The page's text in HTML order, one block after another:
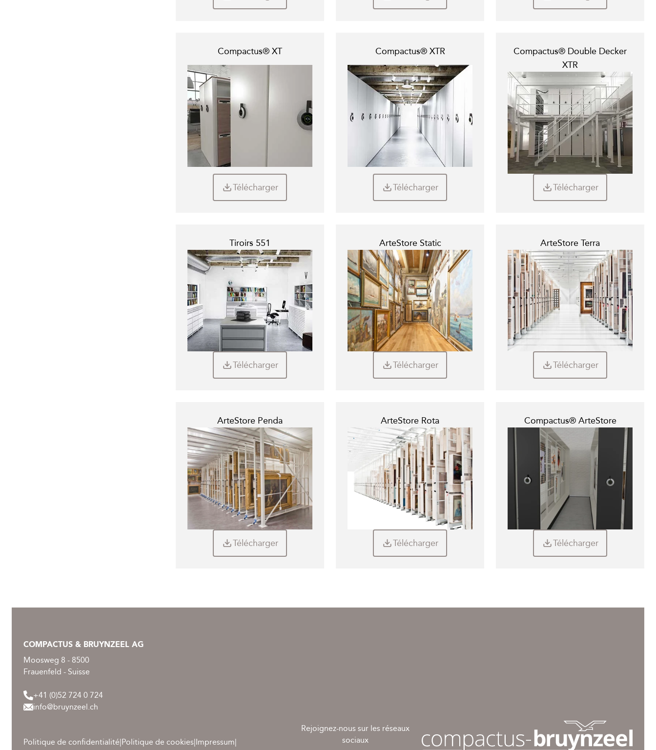
Compactus® XT
Télécharger
Compactus® XTR
Télécharger
Compactus® Double Decker
XTR
Télécharger
Tiroirs 551
Télécharger
ArteStore Static
Télécharger
ArteStore Terra
Télécharger
ArteStore Penda
Télécharger
ArteStore Rota
Télécharger
Compactus® ArteStore
Télécharger
COMPACTUS & BRUYNZEEL AG
Moosweg 8 - 8500
Frauenfeld - Suisse
+41 (0)52 724 0 724
info@bruynzeel.ch
Politique de confidentialité Politique de cookies Impressum
Rejoignez-nous sur les réseaux
sociaux